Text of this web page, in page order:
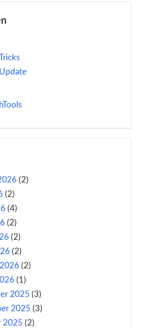
(2)
(2)
(4)
(2)
(2)
(2)
(2)
(1)
2025 (3)
2025 (3)
2025 (2)